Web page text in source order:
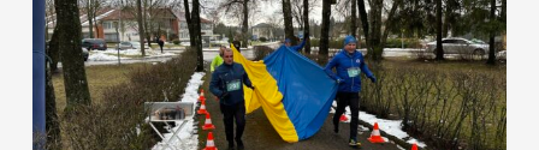
BĖGIMAS
„APLINK
ŽELVOS
EŽERĄ“